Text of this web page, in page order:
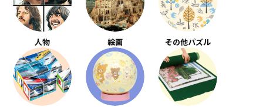
人物 絵画 その他パズル